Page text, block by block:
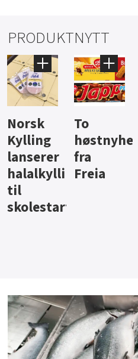
PRODUKTNYTT
Knalltall
for Açai
Bowl
Aass vil
bli
førstevalg
i lite-